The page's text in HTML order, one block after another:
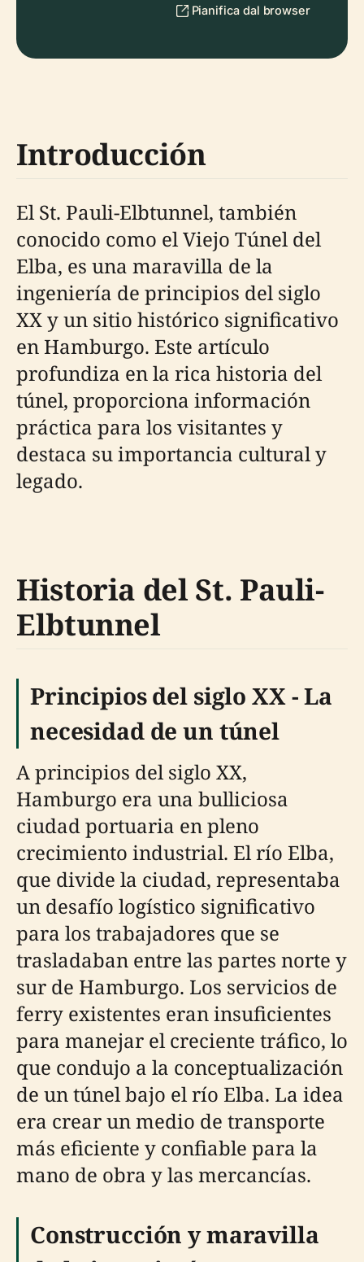
Pianifica dal browser
Introducción
El St. Pauli-Elbtunnel, también
conocido como el Viejo Túnel del
Elba, es una maravilla de la
ingeniería de principios del siglo
XX y un sitio histórico significativo
en Hamburgo. Este artículo
profundiza en la rica historia del
túnel, proporciona información
práctica para los visitantes y
destaca su importancia cultural y
legado.
Historia del St. Pauli-
Elbtunnel
Principios del siglo XX - La
necesidad de un túnel
A principios del siglo XX,
Hamburgo era una bulliciosa
ciudad portuaria en pleno
crecimiento industrial. El río Elba,
que divide la ciudad, representaba
un desafío logístico significativo
para los trabajadores que se
trasladaban entre las partes norte y
sur de Hamburgo. Los servicios de
ferry existentes eran insuficientes
para manejar el creciente tráfico, lo
que condujo a la conceptualización
de un túnel bajo el río Elba. La idea
era crear un medio de transporte
más eficiente y confiable para la
mano de obra y las mercancías.
Construcción y maravilla